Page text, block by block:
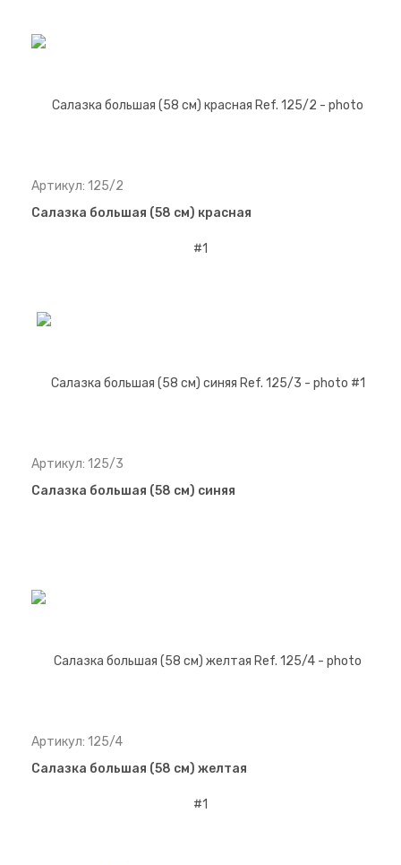
Артикул: 125/2
Салазка большая (58 см) красная
Артикул: 125/3
Салазка большая (58 см) синяя
Артикул: 125/4
Салазка большая (58 см) желтая